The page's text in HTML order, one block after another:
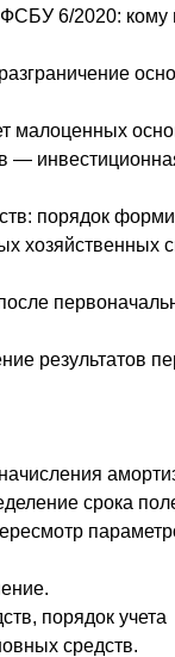
6/2020: кому
малоценных
—
порядок
хозяйственных
результатов
срока
порядок учета
средств.